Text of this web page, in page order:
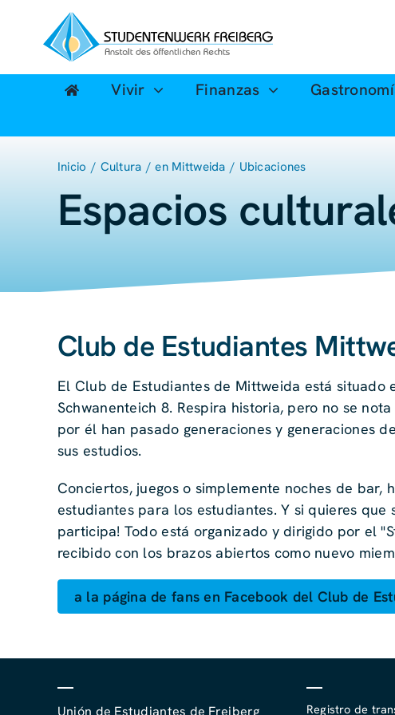
contenido
Vivir Finanzas
Inicio Cultura en Mittweida Ubicaciones
Espacios
Club de Estudiantes
El Club de Estudiantes de Mittweida está
Schwanenteich 8. Respira historia, pero no se
por él han pasado generaciones y generaciones
sus estudios.
Conciertos, juegos o simplemente noches de
estudiantes para los estudiantes. Y si quieres
participa! Todo está organizado y dirigido por el
recibido con los brazos abiertos como nuevo
a la página de fans en Facebook del Club de
Unión de Estudiantes de Freiberg Registro de